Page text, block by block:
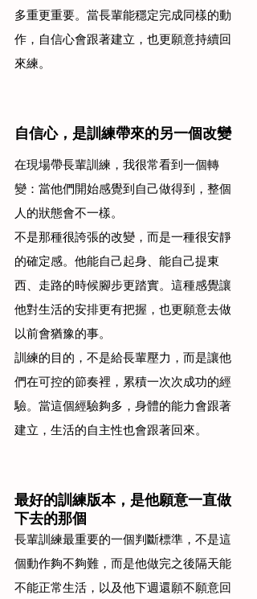
多重更重要。當長輩能穩定完成同樣的動
作，自信心會跟著建立，也更願意持續回
來練。
自信心，是訓練帶來的另一個改變
在現場帶長輩訓練，我很常看到一個轉
變：當他們開始感覺到自己做得到，整個
人的狀態會不一樣。
不是那種很誇張的改變，而是一種很安靜
的確定感。他能自己起身、能自己提東
西、走路的時候腳步更踏實。這種感覺讓
他對生活的安排更有把握，也更願意去做
以前會猶豫的事。
訓練的目的，不是給長輩壓力，而是讓他
們在可控的節奏裡，累積一次次成功的經
驗。當這個經驗夠多，身體的能力會跟著
建立，生活的自主性也會跟著回來。
最好的訓練版本，是他願意一直做
下去的那個
長輩訓練最重要的一個判斷標準，不是這
個動作夠不夠難，而是他做完之後隔天能
不能正常生活，以及他下週還願不願意回